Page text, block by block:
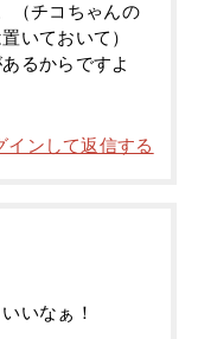
（チコちゃんの
いておいて）
るからですよ
インして返信する
いなぁ！